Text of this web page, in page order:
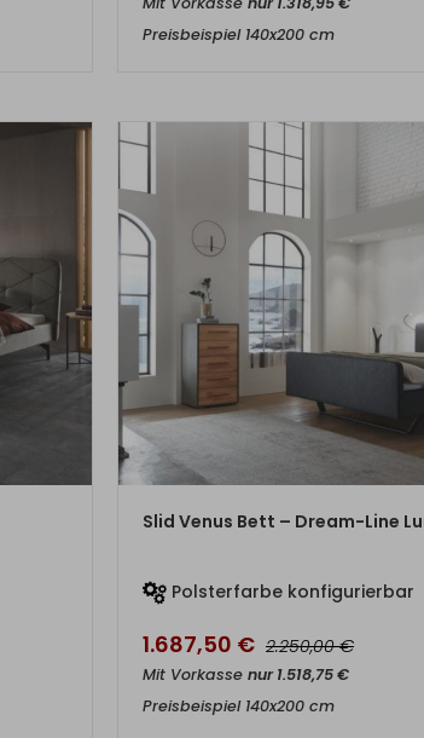
Preisbeispiel 140x200 cm
ZUM PRODUKT
Slid Venus Bett – Dream-Line
Polsterfarbe konfigurierbar
1.687,50 € 2.250,00€
Mit Vorkasse nur1.518,75€
Preisbeispiel 140x200 cm